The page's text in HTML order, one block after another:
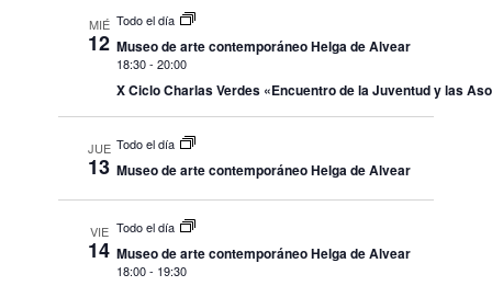
MIÉ
12
Todo el día
Museo de arte contemporáneo Helga de Alvear
18:30-20:00
X Ciclo Charlas Verdes «Encuentro de la Juventud y las
JUE
13
Todo el día
Museo de arte contemporáneo Helga de Alvear
VIE
14
Todo el día
Museo de arte contemporáneo Helga de Alvear
18:00- 19:30